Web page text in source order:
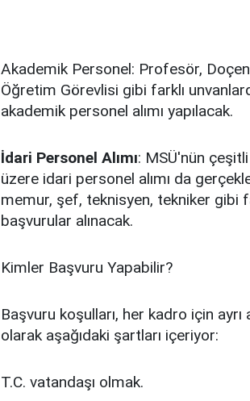
Akademik Personel: Profesör,
Öğretim Görevlisi gibi farklı
akademik personel alımı yapılacak.
İdari Personel Alımı: MSÜ'nün
üzere idari personel alımı da
memur, şef, teknisyen, tekniker gibi
başvurular alınacak.
Kimler Başvuru Yapabilir?
Başvuru koşulları, her kadro için
olarak aşağıdaki şartları içeriyor:
T.C. vatandaşı olmak.